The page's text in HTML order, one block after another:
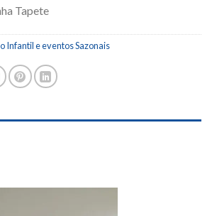
Tapete
Infantil e eventos Sazonais